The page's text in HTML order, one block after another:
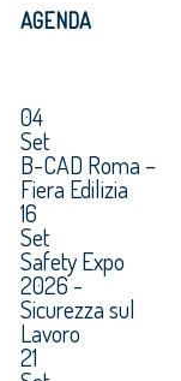
AGENDA
04
Set
B-CAD Roma –
Fiera Edilizia
16
Set
Safety Expo
2026 -
Sicurezza sul
Lavoro
21